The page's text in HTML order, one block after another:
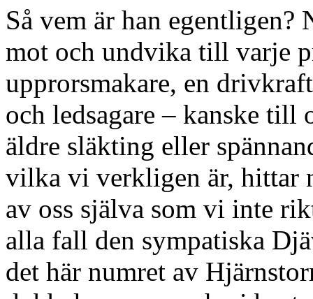
Så vem är han egentligen?
mot och undvika till varje
upprorsmakare, en
och ledsagare – kanske till
äldre släkting eller
vilka vi verkligen är, hittar
av oss själva som vi inte
alla fall den sympatiska
det här numret av